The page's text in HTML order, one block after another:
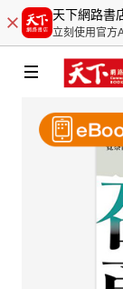
天下網路書
立刻使用官方